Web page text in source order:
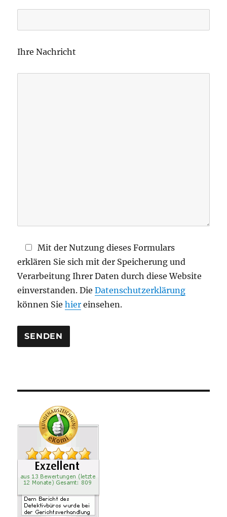
e
a
s
l
e
e
r
Ihre Nachricht
Mit der Nutzung dieses Formulars
erklären Sie sich mit der Speicherung und
Verarbeitung Ihrer Daten durch diese Website
einverstanden. DieDatenschutzerklärung
können Siehier einsehen.